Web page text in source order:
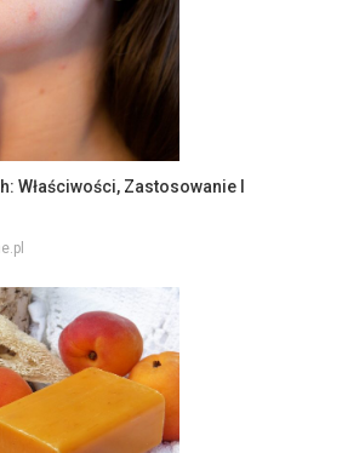
Właściwości, Zastosowanie I